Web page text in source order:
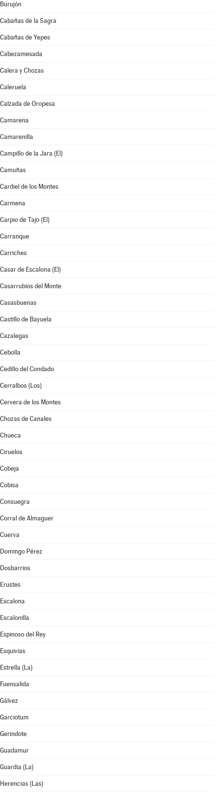
Burujón
Cabañas de la Sagra
Cabañas de Yepes
Cabezamesada
Calera y Chozas
Caleruela
Calzada de Oropesa
Camarena
Camarenilla
Campillo de la Jara (El)
Camuñas
Cardiel de los Montes
Carmena
Carpio de Tajo (El)
Carranque
Carriches
Casar de Escalona (El)
Casarrubios del Monte
Casasbuenas
Castillo de Bayuela
Cazalegas
Cebolla
Cedillo del Condado
Cerralbos (Los)
Cervera de los Montes
Chozas de Canales
Chueca
Ciruelos
Cobeja
Cobisa
Consuegra
Corral de Almaguer
Cuerva
Domingo Pérez
Dosbarrios
Erustes
Escalona
Escalonilla
Espinoso del Rey
Esquivias
Estrella (La)
Fuensalida
Gálvez
Garciotum
Gerindote
Guadamur
Guardia (La)
Herencias (Las)